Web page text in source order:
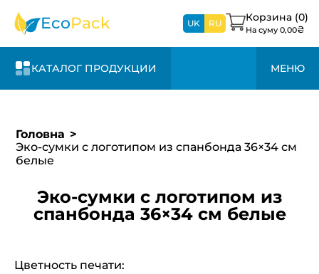
EcoPack UK RU Корзина (0)
На суму 0,00₴
КАТАЛОГ ПРОДУКЦИИ МЕНЮ
ближайшее время
к стоимости
Головна
Эко-сумки с логотипом из спанбонда 36×34 см
белые
Эко-сумки с логотипом из
спанбонда 36×34 см белые
Цветность печати: